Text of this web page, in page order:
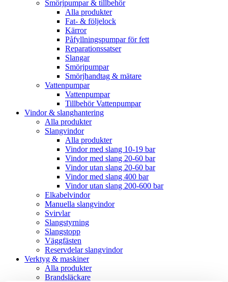
Smörjpumpar & tillbehör
Alla produkter
Fat- & följelock
Kärror
Påfyllningspumpar för fett
Reparationssatser
Slangar
Smörjpumpar
Smörjhandtag & mätare
Vattenpumpar
Vattenpumpar
Tillbehör Vattenpumpar
Vindor & slanghantering
Alla produkter
Slangvindor
Alla produkter
Vindor med slang 10-19 bar
Vindor med slang 20-60 bar
Vindor utan slang 20-60 bar
Vindor med slang 400 bar
Vindor utan slang 200-600 bar
Elkabelvindor
Manuella slangvindor
Svirvlar
Slangstyrning
Slangstopp
Väggfästen
Reservdelar slangvindor
Verktyg & maskiner
Alla produkter
Brandsläckare